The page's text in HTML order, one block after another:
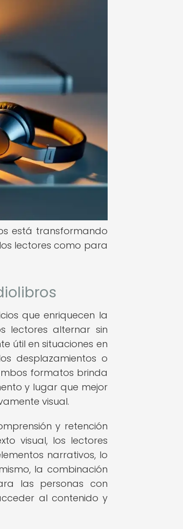
está transformando
lectores como para
que enriquecen la
lectores alternar sin
útil en situaciones en
desplazamientos o
formatos brinda
y lugar que mejor
visual.
y retención
visual, los lectores
narrativos, lo
la combinación
las personas con
al contenido y